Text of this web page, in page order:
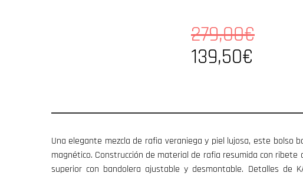
279,00€
139,50€
Una elegante mezcla de rafia veraniega y piel lujosa, este bolso
magnético. Construcción de material de rafia resumida con ribete
superior con bandolera ajustable y desmontable. Detalles de